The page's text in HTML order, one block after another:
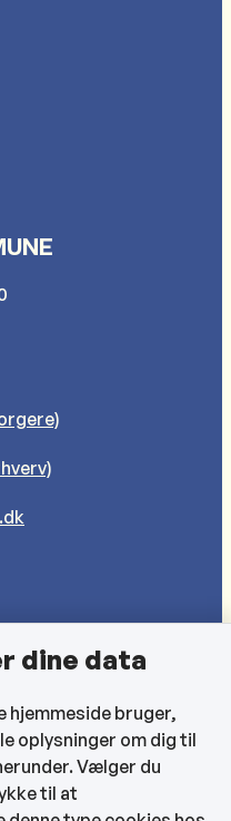
dine data
hjemmeside bruger,
oplysninger om dig til
Vælger du
til at